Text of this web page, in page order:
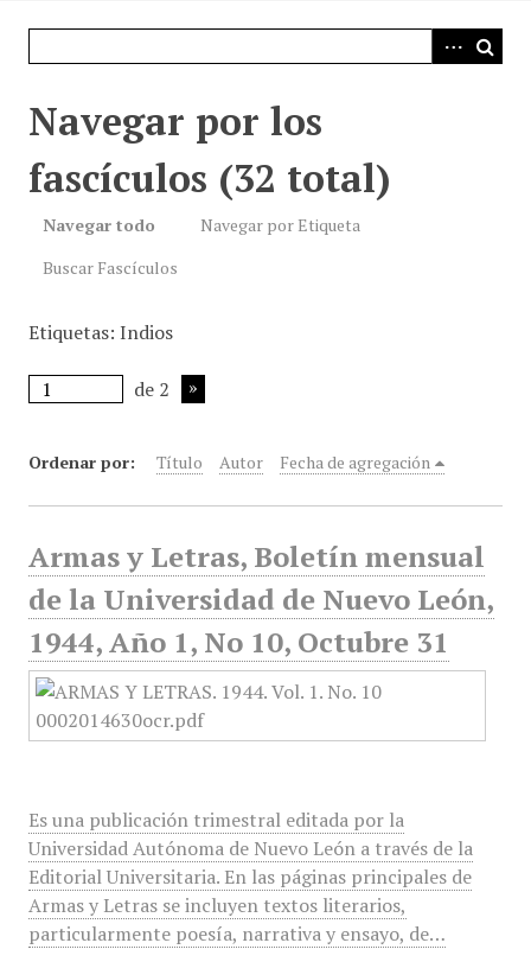
Navegar por los
fascículos (32 total)
Navegar todo
Navegar por Etiqueta
Buscar Fascículos
Etiquetas: Indios
de 2
Ordenar por: Título Autor Fecha de agregación
Armas y Letras, Boletín mensual
de la Universidad de Nuevo León,
1944, Año 1, No 10, Octubre 31
Es una publicación trimestral editada por la
Universidad Autónoma de Nuevo León a través de la
Editorial Universitaria. En las páginas principales de
Armas y Letras se incluyen textos literarios,
particularmente poesía, narrativa y ensayo, de…